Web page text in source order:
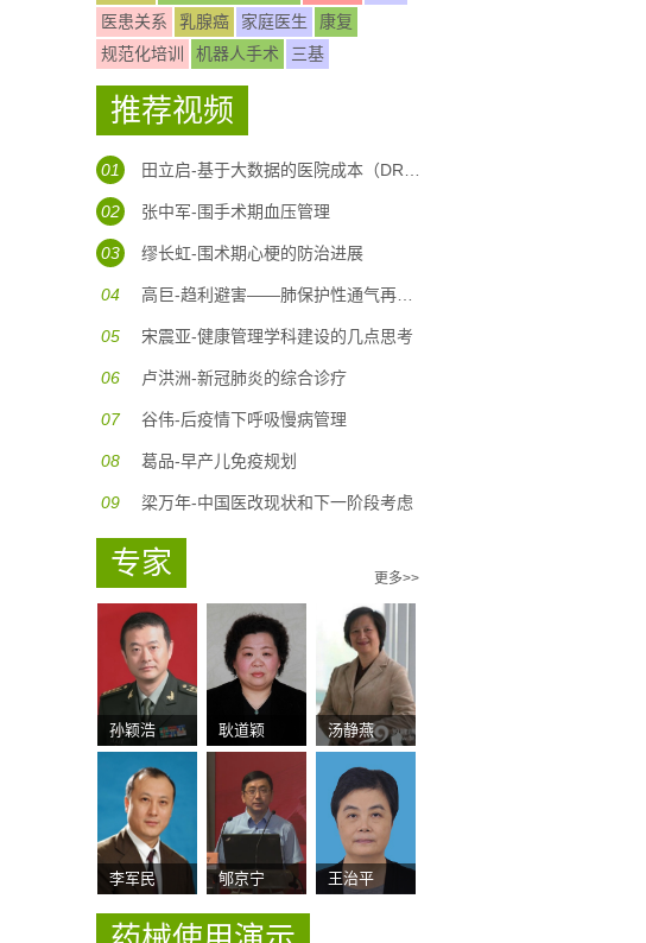
医患关系
乳腺癌 家庭医生
康复
规范化培训
机器人手术 三基
推荐视频
01 田立启-基于大数据的医院成本（DRG DIP)核算体系构建
02 张中军-围手术期血压管理
03 缪长虹-围术期心梗的防治进展
04 高巨-趋利避害——肺保护性通气再认识
05 宋震亚-健康管理学科建设的几点思考
06 卢洪洲-新冠肺炎的综合诊疗
07 谷伟-后疫情下呼吸慢病管理
08 葛品-早产儿免疫规划
09 梁万年-中国医改现状和下一阶段考虑
专家 更多>>
孙颖浩 耿道颖 汤静燕
李军民 郇京宁 王治平